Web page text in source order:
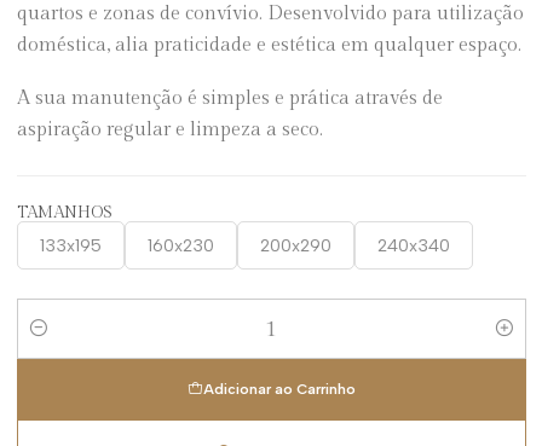
quartos e zonas de convívio. Desenvolvido para utilização
doméstica, alia praticidade e estética em qualquer espaço.
A sua manutenção é simples e prática através de
aspiração regular e limpeza a seco.
TAMANHOS
133x195 160x230 200x290 240x340
Quantidade
Adicionar ao Carrinho